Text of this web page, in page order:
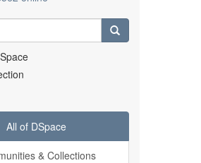
All of DSpace
& Collections